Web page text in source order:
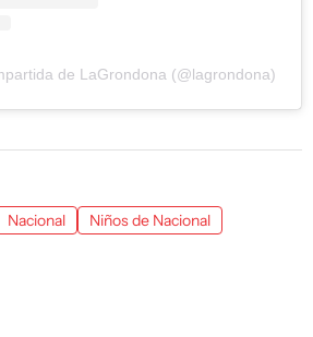
de LaGrondona (@lagrondona)
Nacional
Niños de Nacional